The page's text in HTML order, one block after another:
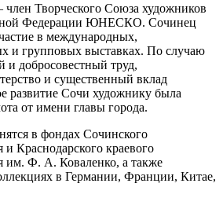
Творческого Союза художников
Федерации ЮНЕСКО. Сочинец
в международных,
и групповых выставках. По случаю
и добросовестный труд,
и существенный вклад
развитие Сочи художнику была
от имени главы города.
в фондах Сочинского
и Краснодарского краевого
им. Ф. А. Коваленко, а также
в Германии, Франции, Китае,